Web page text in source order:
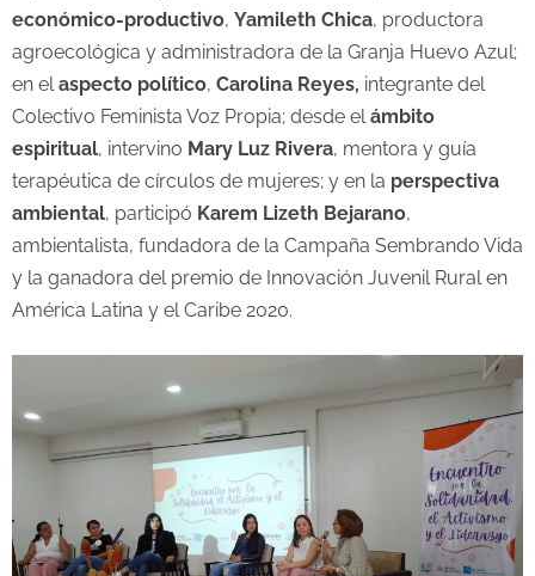
económico-productivo, Yamileth Chica, productora
agroecológica y administradora de la Granja Huevo Azul;
en elaspecto político, Carolina Reyes, integrante del
Colectivo Feminista Voz Propia; desde elámbito
espiritual, intervino Mary Luz Rivera, mentora y guía
terapéutica de círculos de mujeres; y en la perspectiva
ambiental, participó Karem Lizeth Bejarano,
ambientalista, fundadora de la Campaña Sembrando Vida
y la ganadora del premio de Innovación Juvenil Rural en
América Latina y el Caribe 2020.